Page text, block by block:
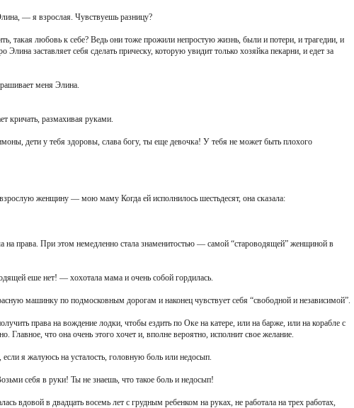
— я взрослая. Чувствуешь разницу?
такая любовь к себе? Ведь они тоже прожили непростую жизнь, были и потери, и трагедии, и
Элина заставляет себя сделать прическу, которую увидит только хозяйка пекарни, и едет за
меня Элина.
кричать, размахивая руками.
дети у тебя здоровы, слава богу, ты еще девочка! У тебя не может быть плохого
женщину — мою маму Когда ей исполнилось шестьдесят, она сказала:
на права. При этом немедленно стала знаменитостью — самой “староводящей” женщиной в
еше нет! — хохотала мама и очень собой гордилась.
машинку по подмосковным дорогам и наконец чувствует себя “свободной и независимой”.
права на вождение лодки, чтобы ездить по Оке на катере, или на барже, или на корабле с
Главное, что она очень этого хочет и, вполне вероятно, исполнит свое желание.
я жалуюсь на усталость, головную боль или недосып.
себя в руки! Ты не знаешь, что такое боль и недосып!
вдовой в двадцать восемь лет с грудным ребенком на руках, не работала на трех работах,